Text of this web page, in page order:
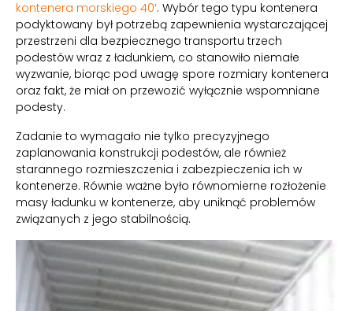
kontenera morskiego 40′. Wybór tego typu kontenera
podyktowany był potrzebą zapewnienia wystarczającej
przestrzeni dla bezpiecznego transportu trzech
podestów wraz z ładunkiem, co stanowiło niemałe
wyzwanie, biorąc pod uwagę spore rozmiary kontenera
oraz fakt, że miał on przewozić wyłącznie wspomniane
podesty.
Zadanie to wymagało nie tylko precyzyjnego
zaplanowania konstrukcji podestów, ale również
starannego rozmieszczenia i zabezpieczenia ich w
kontenerze. Równie ważne było równomierne rozłożenie
masy ładunku w kontenerze, aby uniknąć problemów
związanych z jego stabilnością.